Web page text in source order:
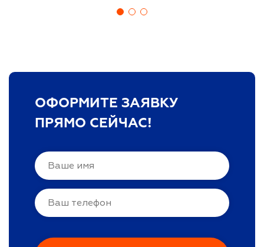
ОФОРМИТЕ ЗАЯВКУ
ПРЯМО СЕЙЧАС!